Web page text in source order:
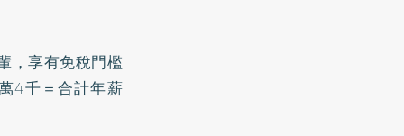
，享有免稅門檻
4千＝合計年薪